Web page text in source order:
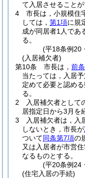
て入居させることが
4
市長は，小規模住
しては， 第1項に規
成が同居者1人であ
る。
(平18条例20
(入居補欠者)
第10条
市長は， 前条
当たっては，入居
定めて必要と認め
る。
2
入居補欠者として
居指定日から3月を
3
入居補欠者は，入
しないとき，市長が
ついて同条第7項の
又は入居者が市営
なるものとする。
(平20条例24
(住宅入居の手続)